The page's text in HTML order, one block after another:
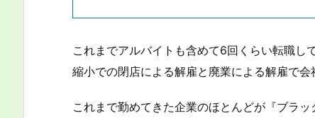
これまでアルバイトも含めて6回くらい転職し
縮小での閉店による解雇と廃業による解雇で会
これまで勤めてきた企業のほとんどが『ブラッ